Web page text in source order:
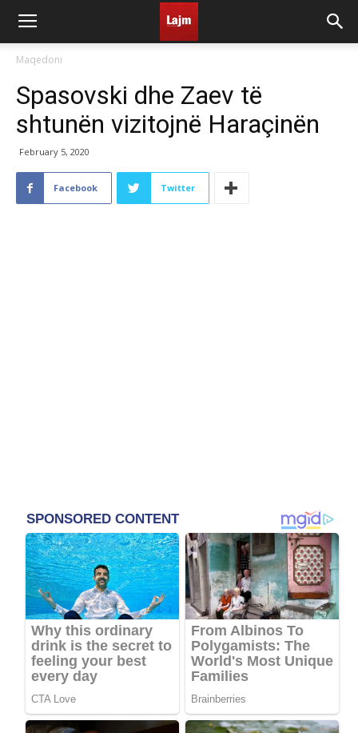
Maqedoni
Spasovski dhe Zaev të
shtunën vizitojnë Haraçinën
February 5, 2020
Facebook Twitter